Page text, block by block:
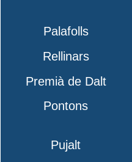
Palafolls
Rellinars
Premià de Dalt
Pontons
Pujalt